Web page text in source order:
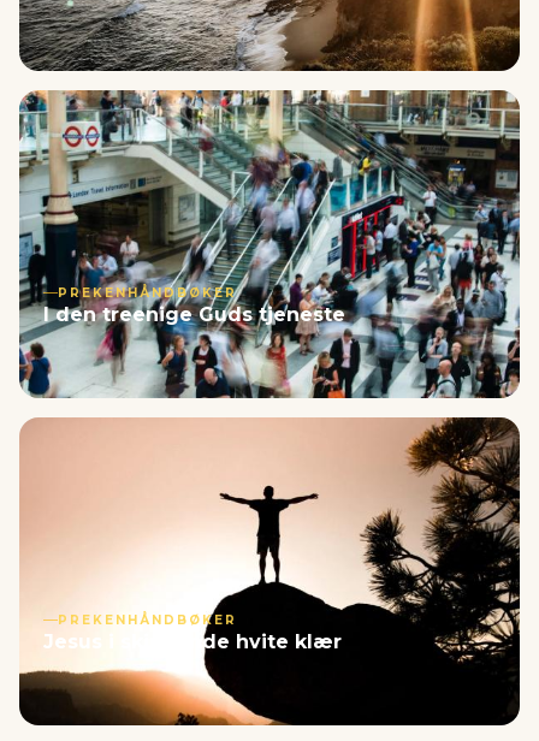
PREKENHÅNDBØKER
I den treenige Guds tjeneste
PREKENHÅNDBØKER
Jesus i skinnende hvite klær